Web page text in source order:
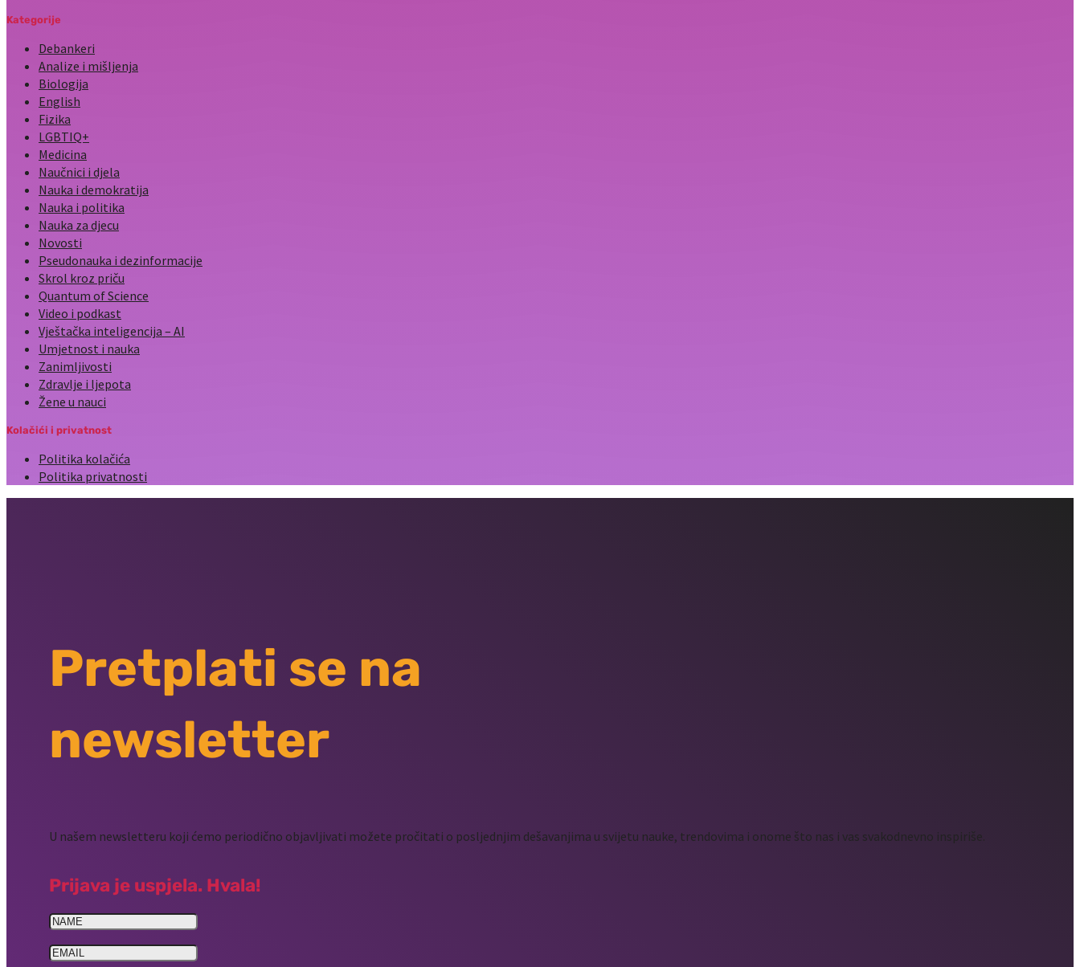
Kategorije
Debankeri
Analize i mišljenja
Biologija
English
Fizika
LGBTIQ+
Medicina
Naučnici i djela
Nauka i demokratija
Nauka i politika
Nauka za djecu
Novosti
Pseudonauka i dezinformacije
Skrol kroz priču
Quantum of Science
Video i podkast
Vještačka inteligencija – AI
Umjetnost i nauka
Zanimljivosti
Zdravlje i ljepota
Žene u nauci
Kolačići i privatnost
Politika kolačića
Politika privatnosti
Pretplati se na
newsletter
U našem newsletteru koji ćemo periodično objavljivati možete pročitati o posljednjim dešavanjima u svijetu nauke, trendovima i onome što nas i vas svakodnevno inspiriše.
Prijava je uspjela. Hvala!